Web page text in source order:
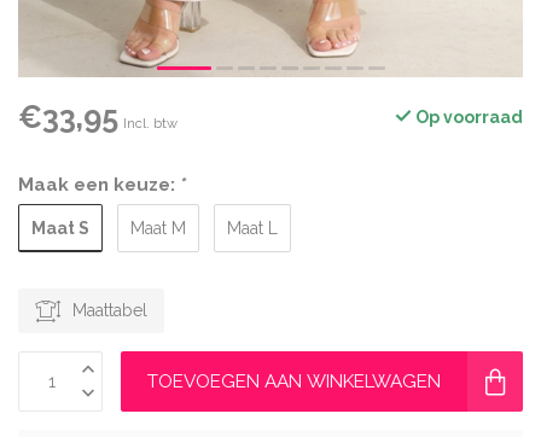
€33,95 Incl. btw Op voorraad
Maak een keuze: *
Maat S Maat M Maat L
Maattabel
TOEVOEGEN AAN WINKELWAGEN